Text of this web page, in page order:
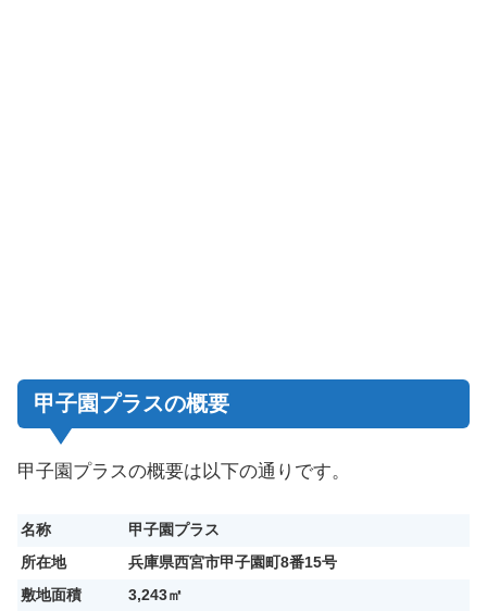
甲子園プラスの概要
甲子園プラスの概要は以下の通りです。
名称
甲子園プラス
所在地
兵庫県西宮市甲子園町8番15号
敷地面積
3,243㎡